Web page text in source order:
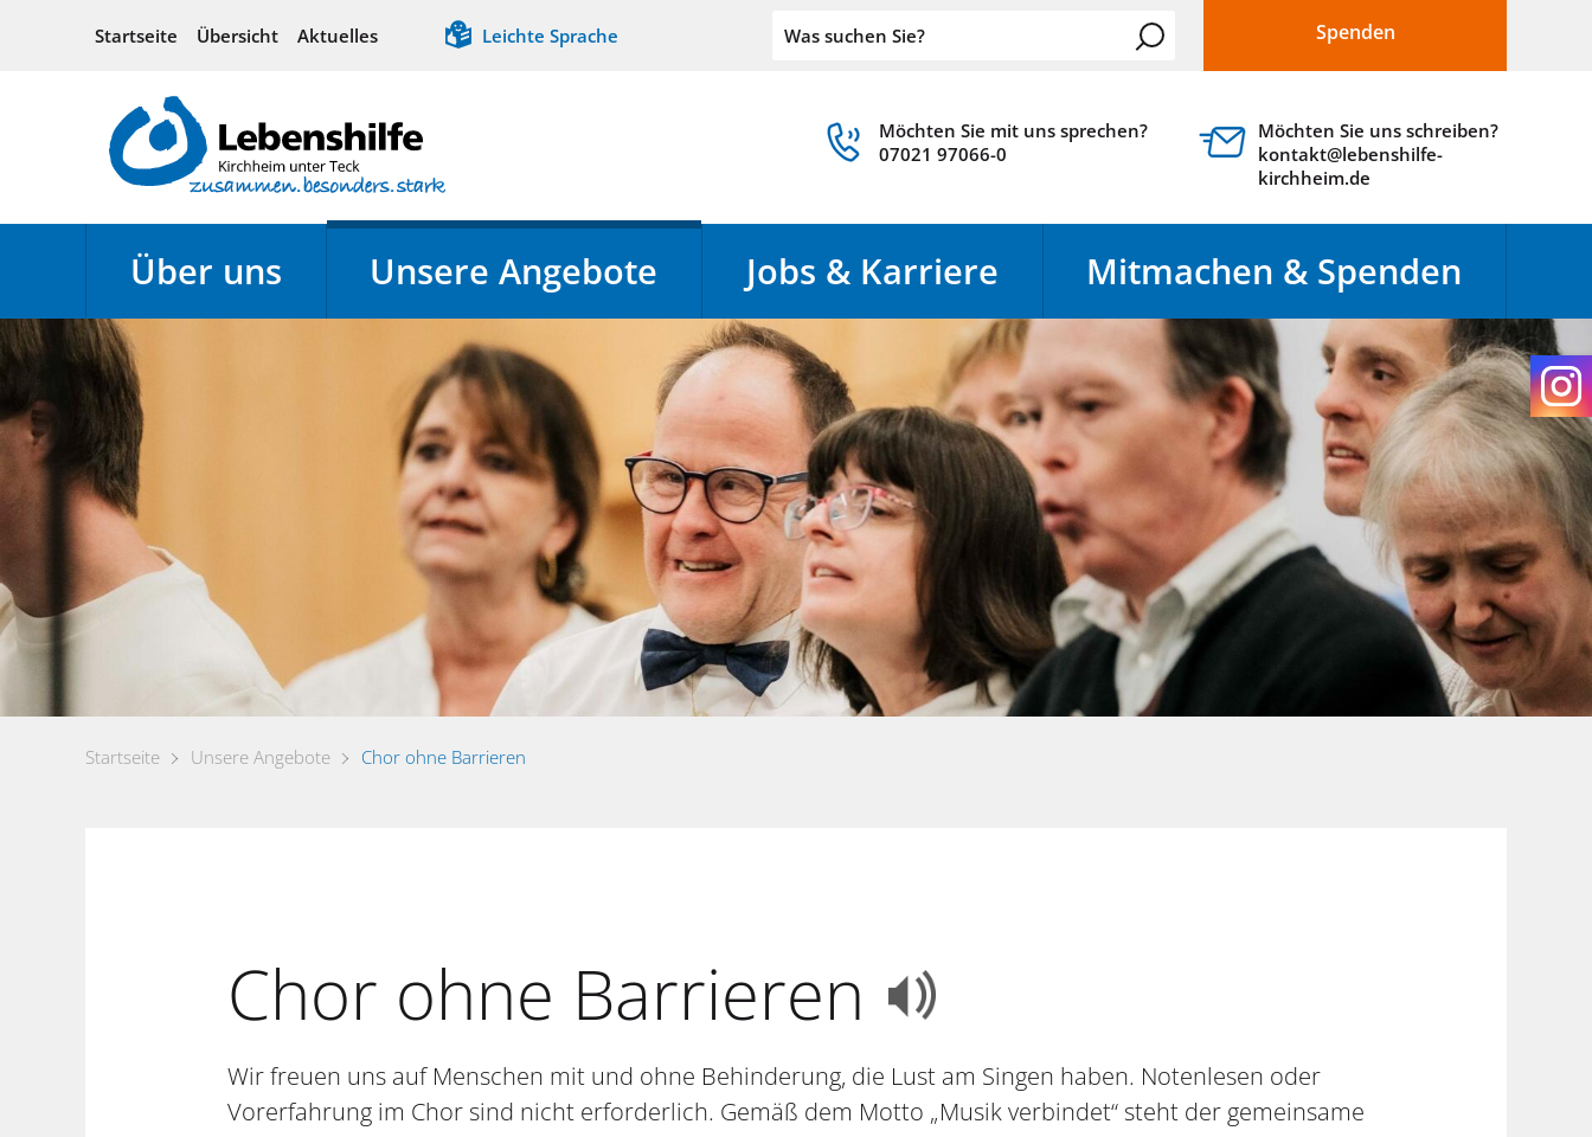
Spenden
Startseite Übersicht Aktuelles Leichte Sprache
Möchten Sie uns schreiben?
kontakt@lebenshilfe-
kirchheim.de
Möchten Sie mit uns sprechen?
07021 97066-0
Über uns Unsere Angebote Jobs & Karriere Mitmachen & Spenden
Startseite Unsere Angebote Chor ohne Barrieren
Chor ohne Barrieren
Wir freuen uns auf Menschen mit und ohne Behinderung, die Lust am Singen haben. Notenlesen oder
Vorerfahrung im Chor sind nicht erforderlich. Gemäß dem Motto „Musik verbindet“ steht der gemeinsame